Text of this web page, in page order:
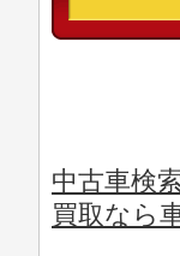
中古車検
買取なら